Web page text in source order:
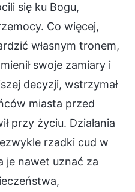
się ku Bogu,
Co więcej,
własnym tronem,
swoje zamiary i
decyzji, wstrzymał
miasta przed
przy życiu. Działania
rzadki cud w
je nawet uznać za